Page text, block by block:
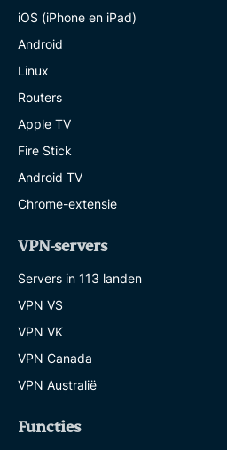
iOS (iPhone en iPad)
Android
Linux
Routers
Apple TV
Fire Stick
Android TV
Chrome-extensie
VPN-servers
Servers in 113 landen
VPN VS
VPN VK
VPN Canada
VPN Australië
Functies